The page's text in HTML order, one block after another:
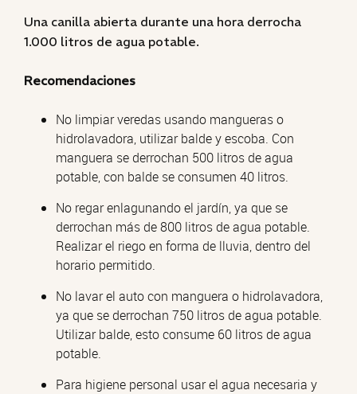
Una canilla abierta durante una hora derrocha
1.000 litros de agua potable.
Recomendaciones
No limpiar veredas usando mangueras o
hidrolavadora, utilizar balde y escoba. Con
manguera se derrochan 500 litros de agua
potable, con balde se consumen 40 litros.
No regar enlagunando el jardín, ya que se
derrochan más de 800 litros de agua potable.
Realizar el riego en forma de lluvia, dentro del
horario permitido.
No lavar el auto con manguera o hidrolavadora,
ya que se derrochan 750 litros de agua potable.
Utilizar balde, esto consume 60 litros de agua
potable.
Para higiene personal usar el agua necesaria y